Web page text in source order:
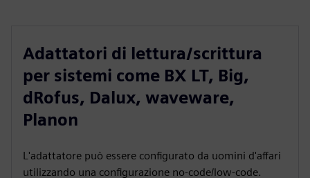
Adattatori di lettura/scrittura
per sistemi come BX LT, Big,
dRofus, Dalux, waveware,
Planon
L'adattatore può essere configurato da uomini d'affari
utilizzando una configurazione no-code/low-code.